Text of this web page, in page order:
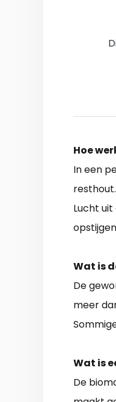
Hoe
In een
Lucht
Wat is
De
meer
Wat is
De